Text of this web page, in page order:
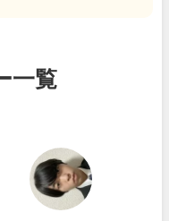
一覧